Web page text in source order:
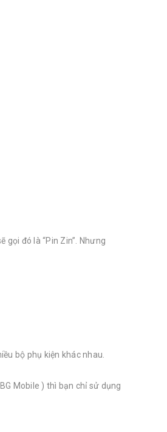
đó là “Pin Zin”. Nhưng
bộ phụ kiện khác nhau.
Mobile ) thì bạn chỉ sử dụng